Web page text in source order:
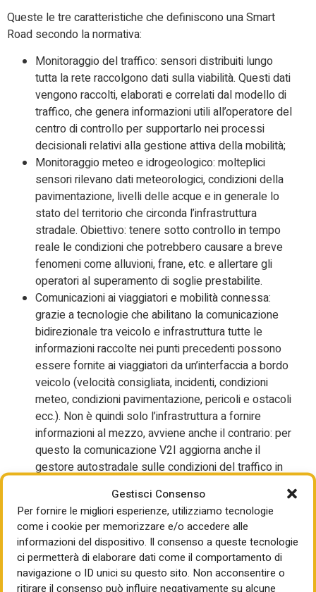
Gestisci Consenso
Per fornire le migliori esperienze, utilizziamo tecnologie
come i cookie per memorizzare e/o accedere alle
informazioni del dispositivo. Il consenso a queste tecnologie
ci permetterà di elaborare dati come il comportamento di
navigazione o ID unici su questo sito. Non acconsentire o
ritirare il consenso può influire negativamente su alcune
Queste le tre caratteristiche che definiscono una Smart
Road secondo la normativa:
Monitoraggio del traffico: sensori distribuiti lungo
tutta la rete raccolgono dati sulla viabilità. Questi dati
vengono raccolti, elaborati e correlati dal modello di
traffico, che genera informazioni utili all’operatore del
centro di controllo per supportarlo nei processi
decisionali relativi alla gestione attiva della mobilità;
Monitoraggio meteo e idrogeologico: molteplici
sensori rilevano dati meteorologici, condizioni della
pavimentazione, livelli delle acque e in generale lo
stato del territorio che circonda l’infrastruttura
stradale. Obiettivo: tenere sotto controllo in tempo
reale le condizioni che potrebbero causare a breve
fenomeni come alluvioni, frane, etc. e allertare gli
operatori al superamento di soglie prestabilite.
Comunicazioni ai viaggiatori e mobilità connessa:
grazie a tecnologie che abilitano la comunicazione
bidirezionale tra veicolo e infrastruttura tutte le
informazioni raccolte nei punti precedenti possono
essere fornite ai viaggiatori da un’interfaccia a bordo
veicolo (velocità consigliata, incidenti, condizioni
meteo, condizioni pavimentazione, pericoli e ostacoli
ecc.). Non è quindi solo l’infrastruttura a fornire
informazioni al mezzo, avviene anche il contrario: per
questo la comunicazione V2I aggiorna anche il
gestore autostradale sulle condizioni del traffico in
L’operatore potrà cioè gestire la viabilità in modo proattivo
e non solo reattivo. TaNa ha attualmente 30 mezzi
connessi in grado di comunicare con la stessa arteria
stradale. L’infrastruttura Smart Road si basa su una rete
diffusa di telecamere intelligenti, sensori e antenne di
comunicazione, in grado di raccogliere e analizzare dati in